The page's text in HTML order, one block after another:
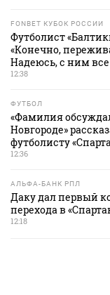
FONBET КУБОК РОССИИ
Футболист
«Конечно,
Надеюсь, с ним все
12:38
ФУТБОЛ
«Фамилия
Новгороде»
футболисту
12:36
АЛЬФА-БАНК РПЛ
Даку дал первый
перехода в
12:18